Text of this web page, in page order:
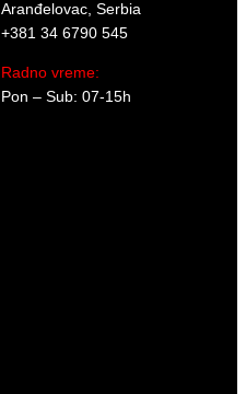
Aranđelovac, Serbia
+381 34 6790 545
Radno vreme:
Pon – Sub: 07-15h